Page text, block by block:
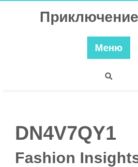
Меню
DN4V7QY1
Fashion